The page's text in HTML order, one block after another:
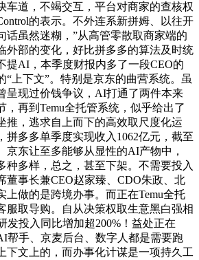
车道，不竭交互，平台对商家的查核权
的表示。不外连系新拼姆、以往开
话虽然迷糊，”从高管零散取商家端的
外部的变化，好比拼多多的算法及时统
提AI，本季度财报内多了一段CEO的
“上下文”。特别是京东的曲营系统。虽
呈现过价钱争议，AI打通了两件本来
，再到Temu全托管系统，似乎给出了
推，逃求自上而下的高效取尺度化运
拼多多单季度实现收入1062亿元，截至
京东让至多能够从显性的AI产物中，
种多样，总之，甚至下架。不需要投入
董事长兼CEO赵家臻、CDO朱政、北
上做的是跨境办事。而正在Temu全托
服取导购。自从决策权取生意黑白强相
发投入同比增加超200%！益处正在
帮手、京麦后台、数字人都是需要跑
下文上的，而办事化计谋是一项持久工